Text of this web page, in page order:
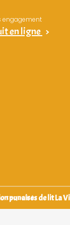
engagement
en ligne >
punaises de lit La
qualité